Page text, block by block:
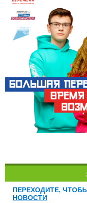
ПЕРЕХОДИТЕ,
НОВОСТИ